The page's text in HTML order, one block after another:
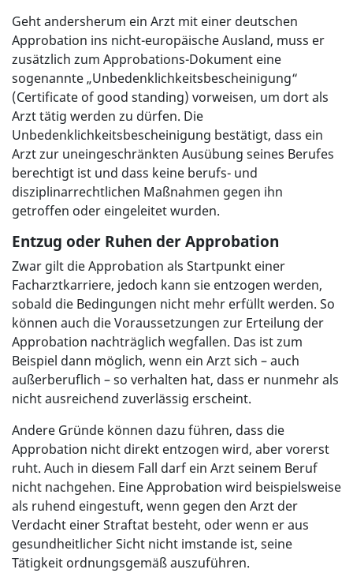
Geht andersherum ein Arzt mit einer deutschen
Approbation ins nicht-europäische Ausland, muss er
zusätzlich zum Approbations-Dokument eine
sogenannte „Unbedenklichkeitsbescheinigung“
(Certificate of good standing) vorweisen, um dort als
Arzt tätig werden zu dürfen. Die
Unbedenklichkeitsbescheinigung bestätigt, dass ein
Arzt zur uneingeschränkten Ausübung seines Berufes
berechtigt ist und dass keine berufs- und
disziplinarrechtlichen Maßnahmen gegen ihn
getroffen oder eingeleitet wurden.
Entzug oder Ruhen der Approbation
Zwar gilt die Approbation als Startpunkt einer
Facharztkarriere, jedoch kann sie entzogen werden,
sobald die Bedingungen nicht mehr erfüllt werden. So
können auch die Voraussetzungen zur Erteilung der
Approbation nachträglich wegfallen. Das ist zum
Beispiel dann möglich, wenn ein Arzt sich – auch
außerberuflich – so verhalten hat, dass er nunmehr als
nicht ausreichend zuverlässig erscheint.
Andere Gründe können dazu führen, dass die
Approbation nicht direkt entzogen wird, aber vorerst
ruht. Auch in diesem Fall darf ein Arzt seinem Beruf
nicht nachgehen. Eine Approbation wird beispielsweise
als ruhend eingestuft, wenn gegen den Arzt der
Verdacht einer Straftat besteht, oder wenn er aus
gesundheitlicher Sicht nicht imstande ist, seine
Tätigkeit ordnungsgemäß auszuführen.